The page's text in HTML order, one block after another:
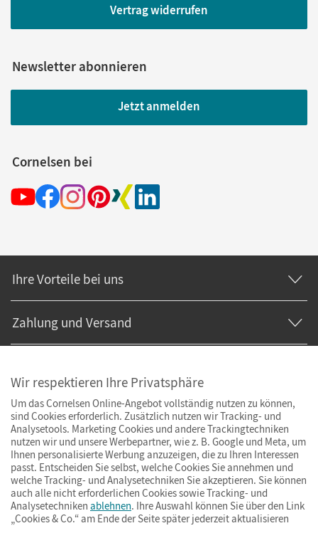
Vertrag widerrufen
Newsletter abonnieren
Jetzt anmelden
Cornelsen bei
Ihre Vorteile bei uns
Zahlung und Versand
ImpressumAGBDatenschutzBarrierefreiheitCookies & Co.
Wir respektieren Ihre Privatsphäre
Um das Cornelsen Online-Angebot vollständig nutzen zu können,
sind Cookies erforderlich. Zusätzlich nutzen wir Tracking- und
Analysetools. Marketing Cookies und andere Trackingtechniken
nutzen wir und unsere Werbepartner, wie z. B. Google und Meta, um
Ihnen personalisierte Werbung anzuzeigen, die zu Ihren Interessen
passt. Entscheiden Sie selbst, welche Cookies Sie annehmen und
welche Tracking- und Analysetechniken Sie akzeptieren. Sie können
auch alle nicht erforderlichen Cookies sowie Tracking- und
Analysetechniken ablehnen. Ihre Auswahl können Sie über den Link
„Cookies & Co.“ am Ende der Seite später jederzeit aktualisieren